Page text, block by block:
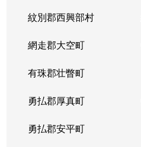
紋別郡西興部村
網走郡大空町
有珠郡壮瞥町
勇払郡厚真町
勇払郡安平町